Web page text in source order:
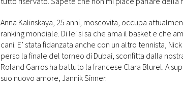
Anna Kalinskaya, 25 anni, moscovita, occupa
ranking mondiale. Di lei si sa che ama il basket e che
cani. E’ stata fidanzata anche con un altro tennista,
perso la finale del torneo di Dubai, sconfitta dalla
Roland Garros ha battuto la francese Clara Blurel. A
suo nuovo amore, Jannik Sinner.